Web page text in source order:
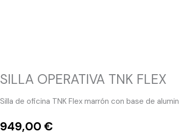
SILLA OPERATIVA TNK FLEX
Silla de oficina TNK Flex marrón con base de
949,00 €